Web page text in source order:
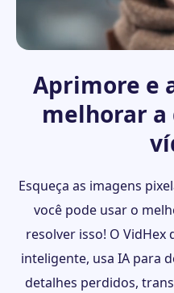
Aprimore e
melhorar a
Esqueça as imagens
você pode usar o
resolver isso! O
inteligente, usa IA para
detalhes perdidos,